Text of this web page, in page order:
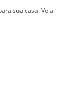
sua casa. Veja